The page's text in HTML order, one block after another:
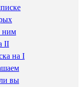
ним
II
на I
вы